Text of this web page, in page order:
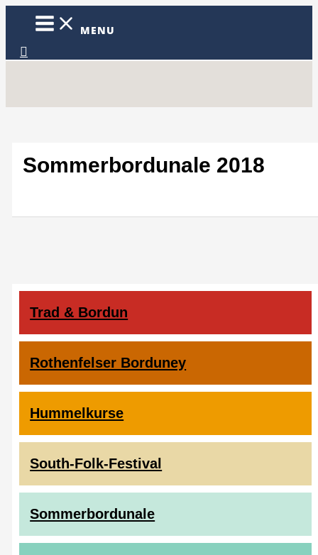
MENU
Suchen
Trad & Bordun
Rothenfelser Borduney
Hummelkurse
South-Folk-Festival
Sommerbordunale
Sommerbordunale 2018